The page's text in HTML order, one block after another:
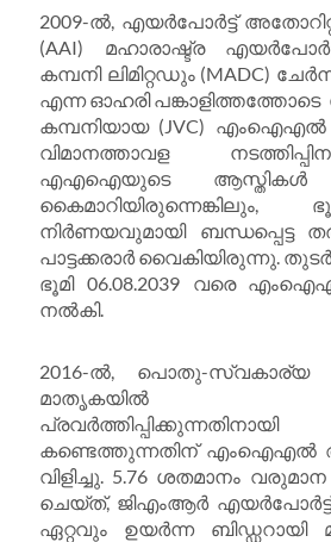
2009-ൽ, എയർപോർട്ട്
(AAI) മഹാരാഷ്ട്ര
കമ്പനി ലിമിറ്റഡും (MADC)
എന്ന ഓഹരി
കമ്പനിയായ (JVC) എംഐഎൽ
വിമാനത്താവള
എഎഐയുടെ ആസ്തികൾ
കൈമാറിയിരുന്നെങ്കിലും,
നിർണയവുമായി ബന്ധപ്പെട്ട
പാട്ടക്കരാർ വൈകിയിരുന്നു.
ഭൂമി 06.08.2039 വരെ
നൽകി.
2016-ൽ, പൊതു-സ്വകാര്യ
മാതൃകയിൽ
കണ്ടെത്തുന്നതിന് എംഐഎൽ
വിളിച്ചു. 5.76 ശതമാനം വരുമാന
ചെയ്ത്, ജിഎംആർ എയർപോർട്ട്സ്
ഏറ്റവും ഉയർന്ന ബിഡ്ഡറായി